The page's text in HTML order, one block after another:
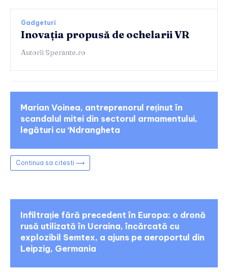
Gadgeturi
Inovația propusă de ochelarii VR
Autorii Sperante.ro
Marian Voinea, antreprenorul reținut în
scandalul mitei din sectorul armamentului,
legături cu ‘Ndrangheta
Continua sa citesti ⟶
Infiltrație fără precedent în Europa: o dronă
rusă utilizată în Ucraina, încărcată cu
explozibil Semtex, a ajuns pe aeroportul din
Leipzig, Germania